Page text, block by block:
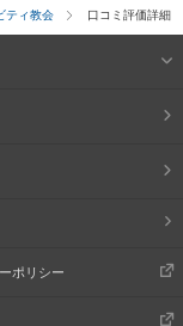
ティ教会 口コミ評価詳細
ポリシー